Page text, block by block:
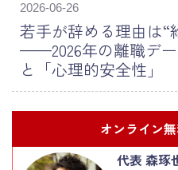
2026-06-26
若手が辞める理由は“
——2026年の離職デー
と「心理的安全性」
オンライン
代表 森琢